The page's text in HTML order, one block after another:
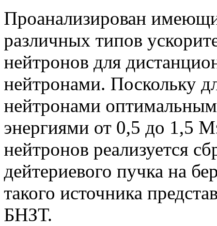
Проанализирован
различных типов
нейтронов для
нейтронами. Поскольку
нейтронами
энергиями от 0,5 до 1,5
нейтронов реализуется
дейтериевого пучка на
такого источника
БНЗТ.